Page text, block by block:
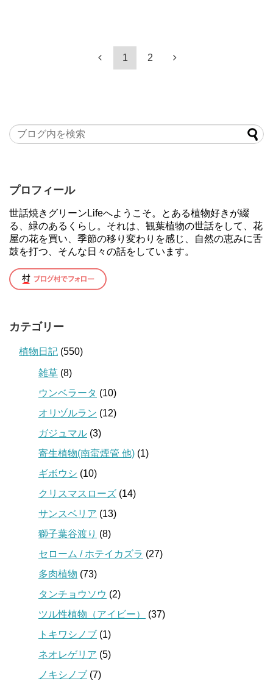
1 2
プロフィール
世話焼きグリーンLifeへようこそ。とある植物好きが綴
る、緑のあるくらし。それは、観葉植物の世話をして、花
屋の花を買い、季節の移り変わりを感じ、自然の恵みに舌
鼓を打つ、そんな日々の話をしています。
カテゴリー
植物日記 (550)
雑草 (8)
ウンベラータ (10)
オリヅルラン (12)
ガジュマル (3)
寄生植物(南蛮煙管 他) (1)
ギボウシ (10)
クリスマスローズ (14)
サンスベリア (13)
獅子葉谷渡り (8)
セローム / ホテイカズラ (27)
多肉植物 (73)
タンチョウソウ (2)
ツル性植物（アイビー）
(37)
トキワシノブ (1)
ネオレゲリア (5)
ノキシノブ (7)